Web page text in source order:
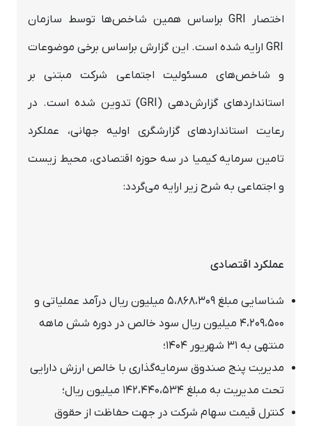
اختصار GRI براساس همین شاخص‌ها توسط سازمان
GRI ارایه شده است. این گزارش براساس برخی موضوعات
و شاخص‌های مسئولیت اجتماعی شرکت مبتنی بر
استانداردهای گزارش‌دهی (GRI) تدوین شده است. در
رعایت استانداردهای گزارشگری اولیه جهانی، عملکرد
تامین سرمایه کیمیا در سه حوزه اقتصادی، محیط زیست
و اجتماعی به شرح زیر ارایه می‌گردد:
عملکرد اقتصادی
شناسایی مبلغ 5،868،309 میلیون ریال درآمد عملیاتی و
4،209،500 میلیون ریال سود خالص در دوره شش ماهه
منتهی به 31 شهریور 1404؛
مدیریت پنج صندوق سرمایه‌گذاری با خالص ارزش دارایی
تحت مدیریت به مبلغ 142،440،534 میلیون ریال؛
کنترل قیمت سهام شرکت در جهت حفاظت از حقوق